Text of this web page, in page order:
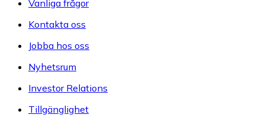
Vanliga frågor
Kontakta oss
Jobba hos oss
Nyhetsrum
Investor Relations
Tillgänglighet